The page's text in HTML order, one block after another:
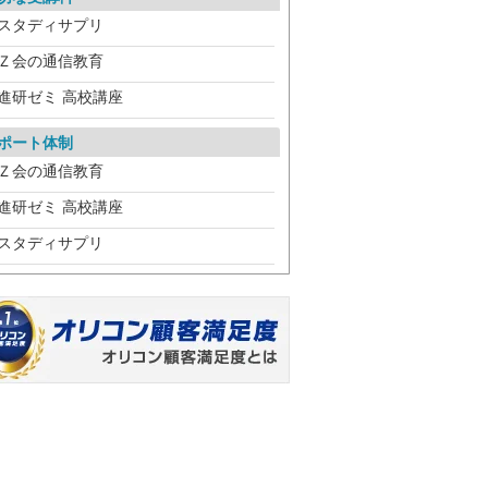
タディサプリ
会の通信教育
研ゼミ 高校講座
ート体制
会の通信教育
研ゼミ 高校講座
タディサプリ